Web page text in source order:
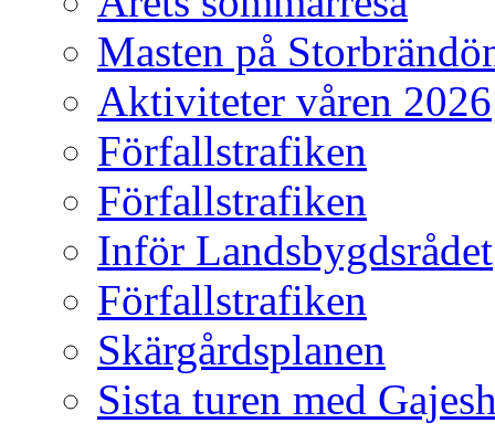
Masten på
Aktiviteter våren 2026
Förfallstrafiken
Förfallstrafiken
Inför Landsbygdsrådet
Förfallstrafiken
Skärgårdsplanen
Sista turen med